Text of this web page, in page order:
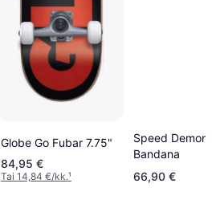
Globe Go Fubar 7.75"
84,95 €
Tai 14,84 €/kk.¹
Speed
Bandana
66,90 €